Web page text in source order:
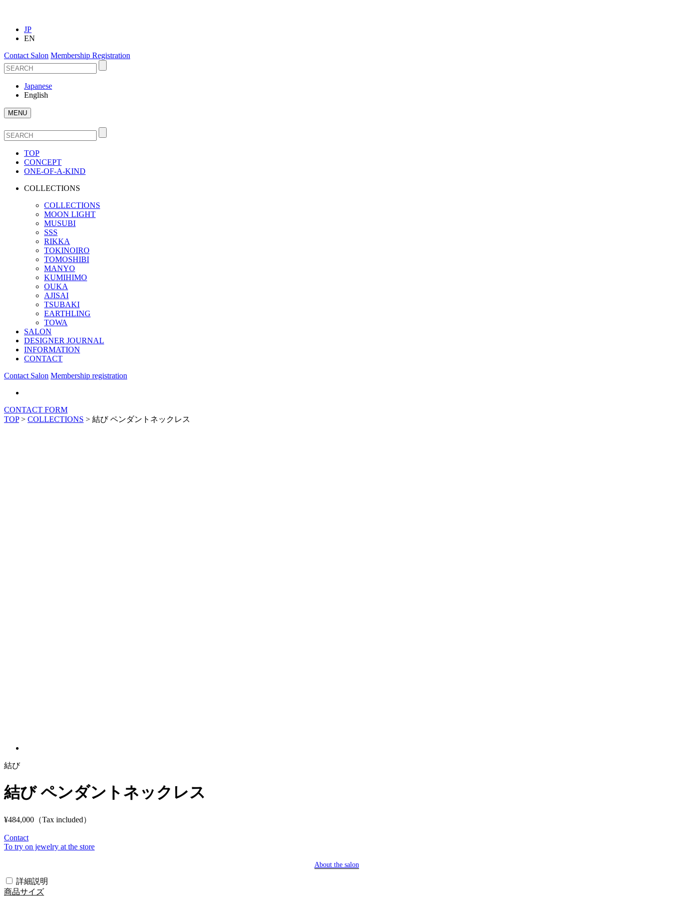
JP
EN
Contact Salon Membership Registration
Japanese
English
MENU
TOP
CONCEPT
ONE-OF-A-KIND
COLLECTIONS
COLLECTIONS
MOON LIGHT
MUSUBI
SSS
RIKKA
TOKINOIRO
TOMOSHIBI
MANYO
KUMIHIMO
OUKA
AJISAI
TSUBAKI
EARTHLING
TOWA
SALON
DESIGNER JOURNAL
INFORMATION
CONTACT
Contact Salon Membership registration
CONTACT FORM
TOP> COLLECTIONS > 結び ペンダントネックレス
結び
結び ペンダントネックレス
¥484,000 （Tax included）
Contact
To try on jewelry at the store
About the salon
詳細説明
商品サイズ